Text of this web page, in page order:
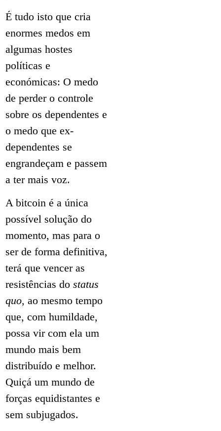
É tudo isto que cria
enormes medos em
algumas hostes
políticas e
económicas: O medo
de perder o controle
sobre os dependentes e
o medo que ex-
dependentes se
engrandeçam e passem
a ter mais voz.
A bitcoin é a única
possível solução do
momento, mas para o
ser de forma definitiva,
terá que vencer as
resistências do status
quo, ao mesmo tempo
que, com humildade,
possa vir com ela um
mundo mais bem
distribuído e melhor.
Quiçá um mundo de
forças equidistantes e
sem subjugados.